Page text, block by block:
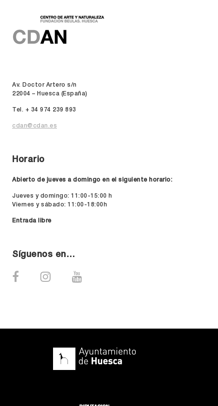
Av. Doctor Artero s/n
22004 – Huesca (España)
Tel. + 34 974 239 893
cdan@cdan.es
Horario
Abierto de jueves a domingo en el siguiente horario:
Jueves y domingo: 11:00-15:00 h
Viernes y sábado: 11:00-18:00h
Entrada libre
Síguenos en…